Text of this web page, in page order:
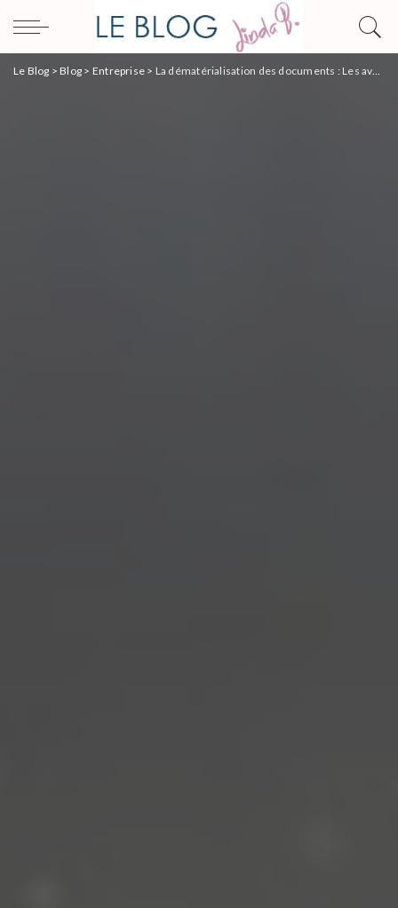
Le Blog > Blog > Entreprise > La dématérialisation des documents : Les avantages et les défis